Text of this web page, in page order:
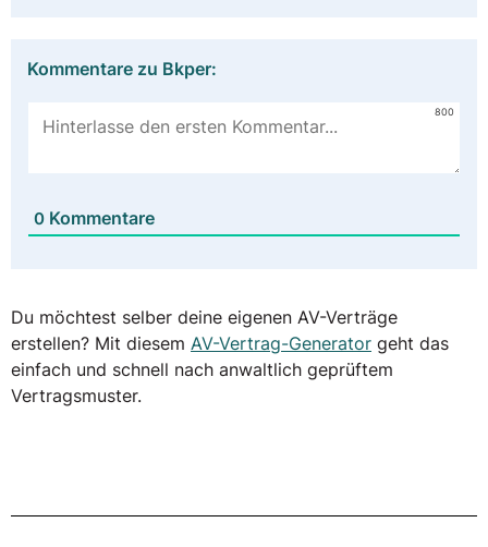
Kommentare zu Bkper:
800
0 Kommentare
Du möchtest selber deine eigenen AV-Verträge
erstellen? Mit diesem AV-Vertrag-Generator geht das
einfach und schnell nach anwaltlich geprüftem
Vertragsmuster.